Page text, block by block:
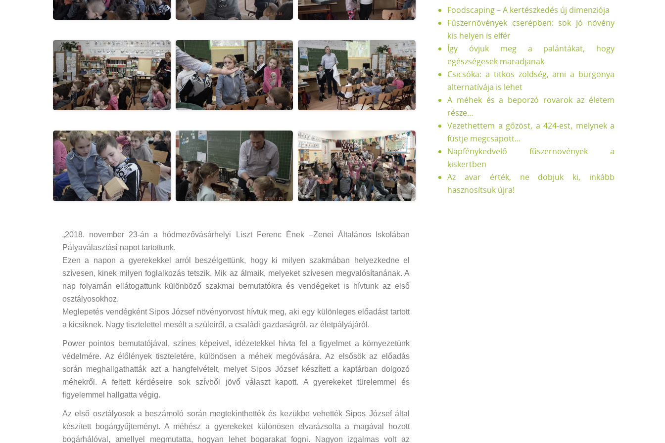
„2018. november 23-án a hódmezővásárhelyi Liszt Ferenc Ének –Zenei Általános Iskolában
Pályaválasztási napot tartottunk.
Ezen a napon a gyerekekkel arról beszélgettünk, hogy ki milyen szakmában helyezkedne el
szívesen, kinek milyen foglalkozás tetszik. Mik az álmaik, melyeket szívesen megvalósítanának. A
nap folyamán ellátogattunk különböző szakmai bemutatókra és vendégeket is hívtunk az első
osztályosokhoz.
Meglepetés vendégként Sipos József növényorvost hívtuk meg, aki egy különleges előadást tartott
a kicsiknek. Nagy tisztelettel mesélt a szüleiről, a családi gazdaságról, az életpályájáról.
Power pointos bemutatójával, színes képeivel, idézetekkel hívta fel a figyelmet a környezetünk
védelmére. Az élőlények tiszteletére, különösen a méhek megóvására. Az elsősök az előadás
során meghallgathatták azt a hangfelvételt, melyet Sipos József készített a kaptárban dolgozó
méhekről. A feltett kérdéseire sok szívből jövő választ kapott. A gyerekeket türelemmel és
figyelemmel hallgatta végig.
Az első osztályosok a beszámoló során megtekinthették és kezükbe vehették Sipos József által
készített bogárgyűjteményt. A méhész a gyerekeket különösen elvarázsolta a magával hozott
bogárhálóval, amellyel megmutatta, hogyan lehet bogarakat fogni. Nagyon izgalmas volt az
Foodscaping – A kertészkedés új dimenziója
Fűszernövények cserépben: sok jó növény
kis helyen is elfér
Így óvjuk meg a palántákat, hogy
egészségesek maradjanak
Csicsóka: a titkos zöldség, ami a burgonya
alternatívája is lehet
A méhek és a beporzó rovarok az életem
része…
Vezethettem a gőzöst, a 424-est, melynek a
füstje megcsapott…
Napfénykedvelő fűszernövények a
kiskertben
Az avar érték, ne dobjuk ki, inkább
hasznosítsuk újra!